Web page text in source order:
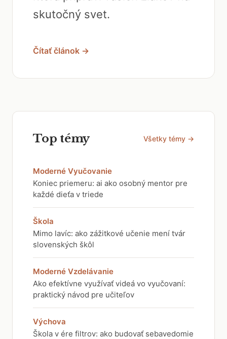
skutočný svet.
Čítať článok →
Top témy Všetky témy →
Moderné Vyučovanie
Koniec priemeru: ai ako osobný mentor pre
každé dieťa v triede
Škola
Mimo lavíc: ako zážitkové učenie mení tvár
slovenských škôl
Moderné Vzdelávanie
Ako efektívne využívať videá vo vyučovaní:
praktický návod pre učiteľov
Výchova
Škola v ére filtrov: ako budovať sebavedomie